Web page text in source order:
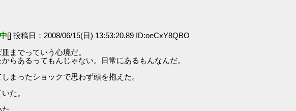
[] 投稿日：2008/06/15(日) 13:53:20.89 ID:oeCxY8QBO
までっていう心境だ。
らあるってもんじゃない。日常にあるもんなんだ。
まったショックで思わず頭を抱えた。
た。
。